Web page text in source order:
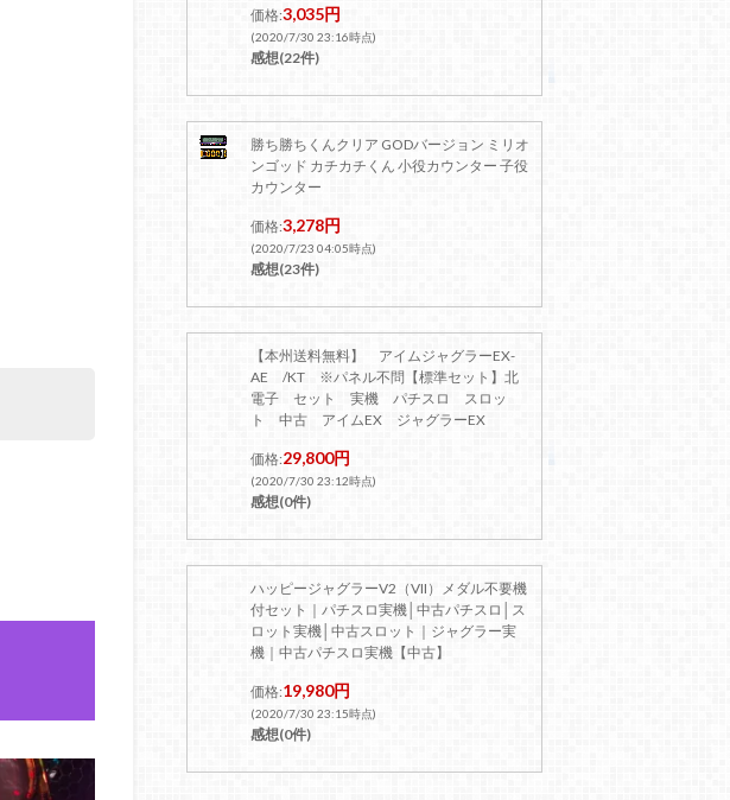
価格:3,035円
(2020/7/30 23:16時点)
感想(22件)
勝ち勝ちくんクリア GODバージョン ミリオ
ンゴッド カチカチくん 小役カウンター 子役
カウンター
価格:3,278円
(2020/7/23 04:05時点)
感想(23件)
【本州送料無料】 アイムジャグラーEX-
AE /KT ※パネル不問【標準セット】北
電子 セット 実機 パチスロ スロッ
ト 中古 アイムEX ジャグラーEX
価格:29,800円
(2020/7/30 23:12時点)
感想(0件)
ハッピージャグラーV2（VII）メダル不要機
付セット｜パチスロ実機│中古パチスロ│ス
ロット実機│中古スロット｜ジャグラー実
機｜中古パチスロ実機【中古】
価格:19,980円
(2020/7/30 23:15時点)
感想(0件)